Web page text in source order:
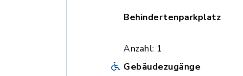
Behindertenparkplatz
Anzahl: 1
Gebäudezugänge